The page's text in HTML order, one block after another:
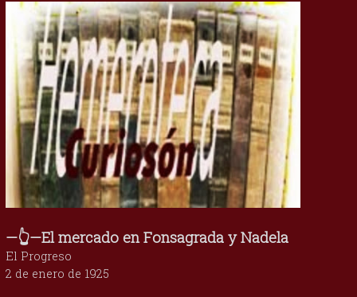
—👆—El mercado en Fonsagrada y Nadela
El Progreso
2 de enero de 1925